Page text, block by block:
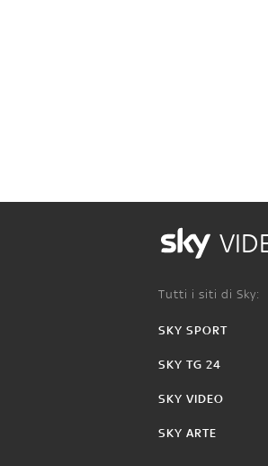
Tutti i siti di Sky:
SKY SPORT
SKY TG 24
SKY VIDEO
SKY ARTE